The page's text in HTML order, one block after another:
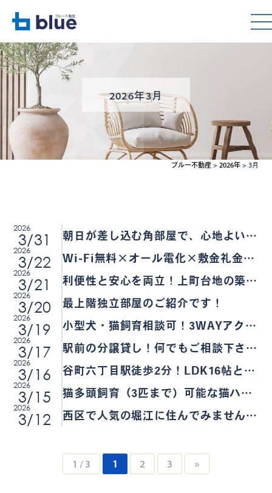
2026年3月
ブルー不動産> 2026年> 3月
2026
3/31
朝日が差し込む角部屋で、心地よい毎
日を。2口コンロ＆浴室乾燥など充実
2026
3/22
Wi-Fi無料×オール電化×敷金礼金0
円！上町台地の築浅レジデンスで、ス
2026
3/21
利便性と安心を両立！上町台地の築浅
レジデンス！
2026
3/20 最上階独立部屋のご紹介です！
2026
3/19
小型犬・猫飼育相談可！3WAYアクセ
ス可能な便利な立地です！
2026
3/17
駅前の分譲貸し！何でもご相談下さ
い！！
2026
3/16
谷町六丁目駅徒歩2分！LDK16帖と広
い2LDKのお部屋です！
2026
3/15
猫多頭飼育（3匹まで）可能な猫ハウ
スが完成しました♪
2026
3/12
西区で人気の堀江に住んでみません
1 / 3 1 2 3 »